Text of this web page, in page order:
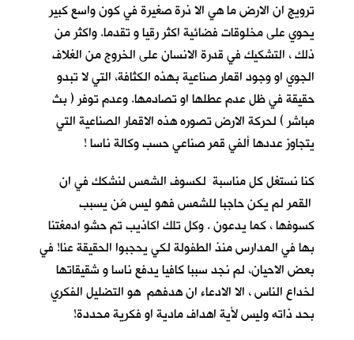
ترويج ان الارض ما هي الا ذرة صغيرة في كون واسع كبير
يحوي على مخلوقات فضائية اكثر رقيا و تقدما. واكثر من
ذلك ، التشكيك في قدرة الانسان على الخروج من الغلاف
الجوي او وجود اقمار صناعية بهذه الكثافة، التي لا تبدو
حقيقة في ظل عدم عطلها او تصادمها. وعدم توفر ( بث
مباشر ) لحركة الارض تصوره هذه الاقمار الصناعية التي
يتجاوز عددها ألفي قمر صناعي حسب وكالة ناسا !
كنا نستغل كل مناسبة لكسوف الشمس لنشكك في ان
القمر لم يكن حاجبا للشمس فهو ليس مَن يسبب
كسوفها ، كما يدعون . وكل تلك اكاذيب تم حشو ادمغتنا
بها في المدارس منذ الطفولة لكي يحجبوا الحقيقة عنا! في
بعض الاحيان، لم نجد سببا كافيا يدفع ناسا و شقيقاتها
لخداع الناس ، الا الادعاء ان هدفهم هو التضليل الفكري
بحد ذاته وليس لأية اهداف مادية او فكرية محددة!